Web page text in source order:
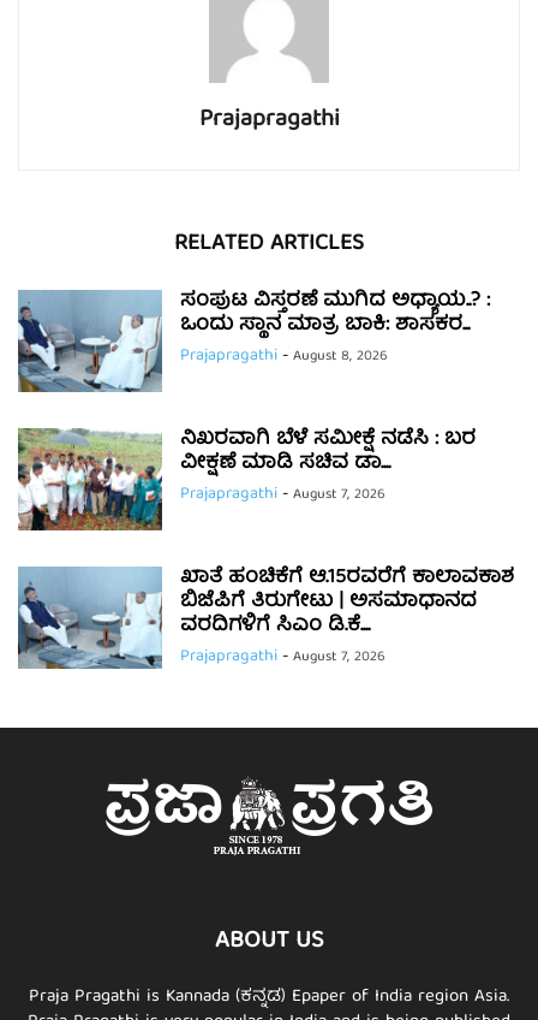
Prajapragathi
RELATED ARTICLES
ಸಂಪುಟ ವಿಸ್ತರಣೆ ಮುಗಿದ ಅಧ್ಯಾಯ..? :
ಒಂದು ಸ್ಥಾನ ಮಾತ್ರ ಬಾಕಿ: ಶಾಸಕರ...
Prajapragathi-August 8, 2026
ನಿಖರವಾಗಿ ಬೆಳೆ ಸಮೀಕ್ಷೆ ನಡೆಸಿ : ಬರ
ವೀಕ್ಷಣೆ ಮಾಡಿ ಸಚಿವ ಡಾ....
Prajapragathi-August 7, 2026
ಖಾತೆ ಹಂಚಿಕೆಗೆ ಆ.15ರವರೆಗೆ ಕಾಲಾವಕಾಶ
ಬಿಜೆಪಿಗೆ ತಿರುಗೇಟು | ಅಸಮಾಧಾನದ
ವರದಿಗಳಿಗೆ ಸಿಎಂ ಡಿ.ಕೆ....
Prajapragathi-August 7, 2026
ABOUT US
Praja Pragathi is Kannada (ಕನ್ನಡ) Epaper of India region Asia.